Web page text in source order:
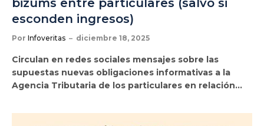
esconden ingresos)
Por Infoveritas diciembre 18, 2025
Circulan en redes sociales mensajes sobre las
supuestas nuevas obligaciones informativas a la
Agencia Tributaria de los particulares en relación…